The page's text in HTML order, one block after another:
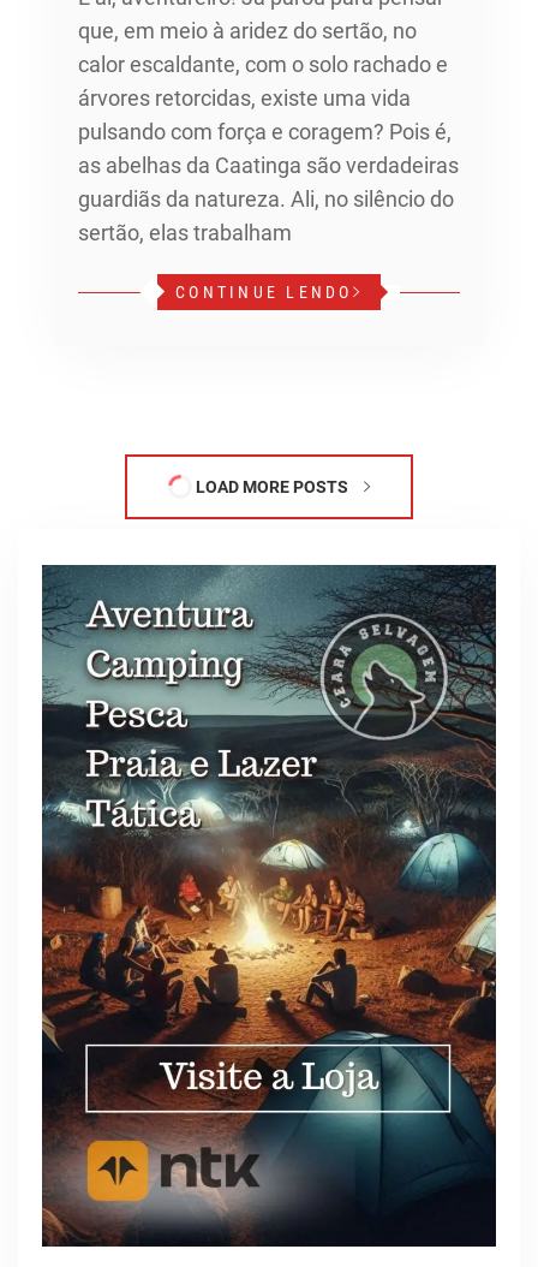
que, em meio à aridez do sertão, no
calor escaldante, com o solo rachado e
árvores retorcidas, existe uma vida
pulsando com força e coragem? Pois é,
as abelhas da Caatinga são verdadeiras
guardiãs da natureza. Ali, no silêncio do
sertão, elas trabalham
CONTINUE LENDO
LOAD MORE POSTS